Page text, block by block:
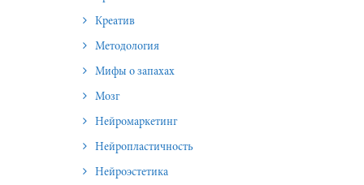
Креатив
Методология
Мифы о запахах
Мозг
Нейромаркетинг
Нейропластичность
Нейроэстетика